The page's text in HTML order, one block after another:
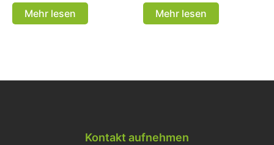
Mehr lesen Mehr lesen
Kontakt aufnehmen